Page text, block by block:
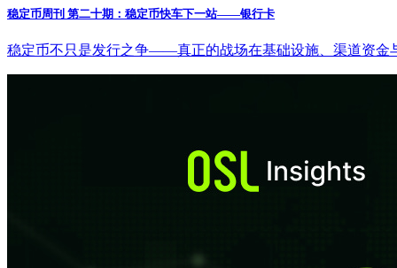
稳定币周刊 第二十期：稳定币快车下一站——银行卡
稳定币不只是发行之争——真正的战场在基础设施、渠道资金